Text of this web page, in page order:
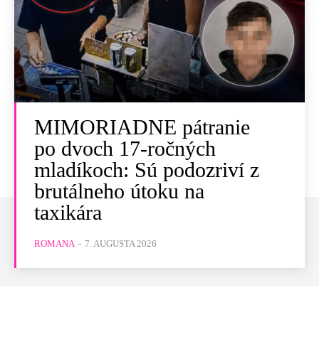
MIMORIADNE pátranie
po dvoch 17-ročných
mladíkoch: Sú podozriví z
brutálneho útoku na
taxikára
ROMANA - 7. AUGUSTA 2026